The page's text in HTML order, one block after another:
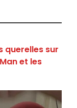
querelles sur
et les